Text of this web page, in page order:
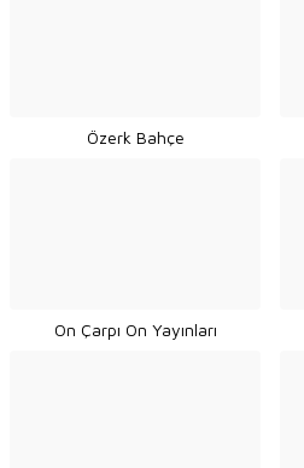
Özerk Bahçe
On Çarpı On Yayınları